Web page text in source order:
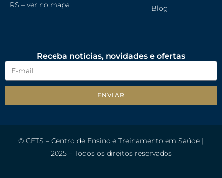
RS – ver no mapa
Blog
Receba notícias, novidades e ofertas
ENVIAR
© CETS – Centro de Ensino e Treinamento em Saúde |
2025 – Todos os direitos reservados